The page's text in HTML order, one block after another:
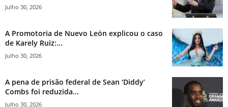
Julho 30, 2026
A Promotoria de Nuevo León explicou o caso
de Karely Ruiz:...
Julho 30, 2026
A pena de prisão federal de Sean ‘Diddy’
Combs foi reduzida...
Julho 30, 2026